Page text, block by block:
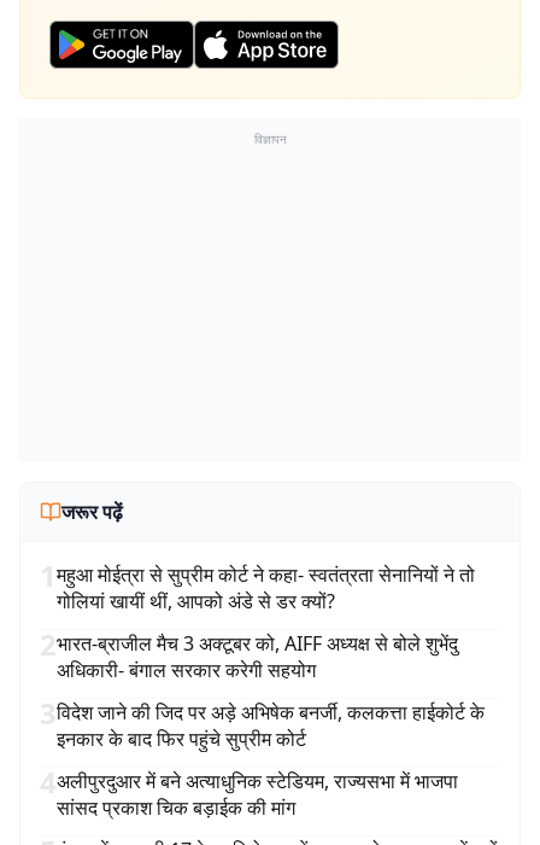
विज्ञापन
जरूर पढ़ें
1महुआ मोईत्रा से सुप्रीम कोर्ट ने कहा- स्वतंत्रता सेनानियों ने तो
गोलियां खायीं थीं, आपको अंडे से डर क्यों?
2भारत-ब्राजील मैच 3 अक्टूबर को, AIFF अध्यक्ष से बोले शुभेंदु
अधिकारी- बंगाल सरकार करेगी सहयोग
3विदेश जाने की जिद पर अड़े अभिषेक बनर्जी, कलकत्ता हाईकोर्ट के
इनकार के बाद फिर पहुंचे सुप्रीम कोर्ट
4अलीपुरदुआर में बने अत्याधुनिक स्टेडियम, राज्यसभा में भाजपा
सांसद प्रकाश चिक बड़ाईक की मांग